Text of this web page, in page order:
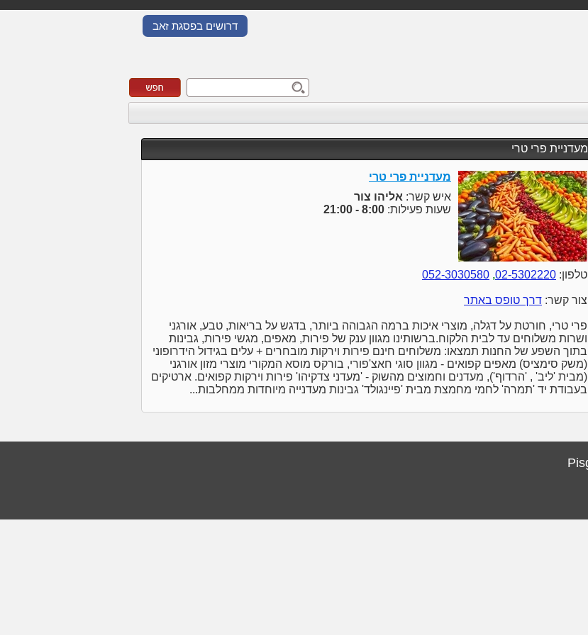
דרושים בפסגת זאב
מעדניית פרי טרי
מעדניית פרי טרי
איש קשר: אליהו צור
שעות פעילות: 8:00 - 21:00
טלפון: 02-5302220
,
052-3030580
צור קשר: דרך טופס באתר
פרי טרי, חורטת על דגלה, מוצרי איכות ברמה הגבוהה ביותר, בדגש על בריאות, טבע, אורגני
ושרות משלוחים עד לבית הלקוח.ברשותינו מגוון ענק של פירות, מאפים, מגשי פירות, גבינות
בתוך השפע של החנות תמצאו: משלוחים חינם פירות וירקות מובחרים + עלים בגידול הידרופוני
(משק סימציס) מאפים קפואים - מגוון סוגי חאצ'פורי, בורקס מוסא המקורי מוצרי מזון אורגני
(מבית 'ליב' , 'הרדוף'), מעדנים וחמוצים מהשוק - 'מעדני צדקיהו' פירות וירקות קפואים. ארטיקים
בעבודת יד 'תמרה' לחמי מחמצת מבית 'פיינגולד' גבינות מעדנייה מיוחדות ממחלבות...